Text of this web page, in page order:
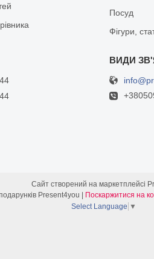
Посуд
Фігури,
Сайт створений на маркетплейсі
Поскаржитися на
Select Language ▼